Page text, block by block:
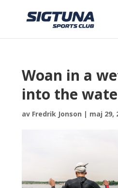
Woan in a
into the
av Fredrik Jonson | maj 29,